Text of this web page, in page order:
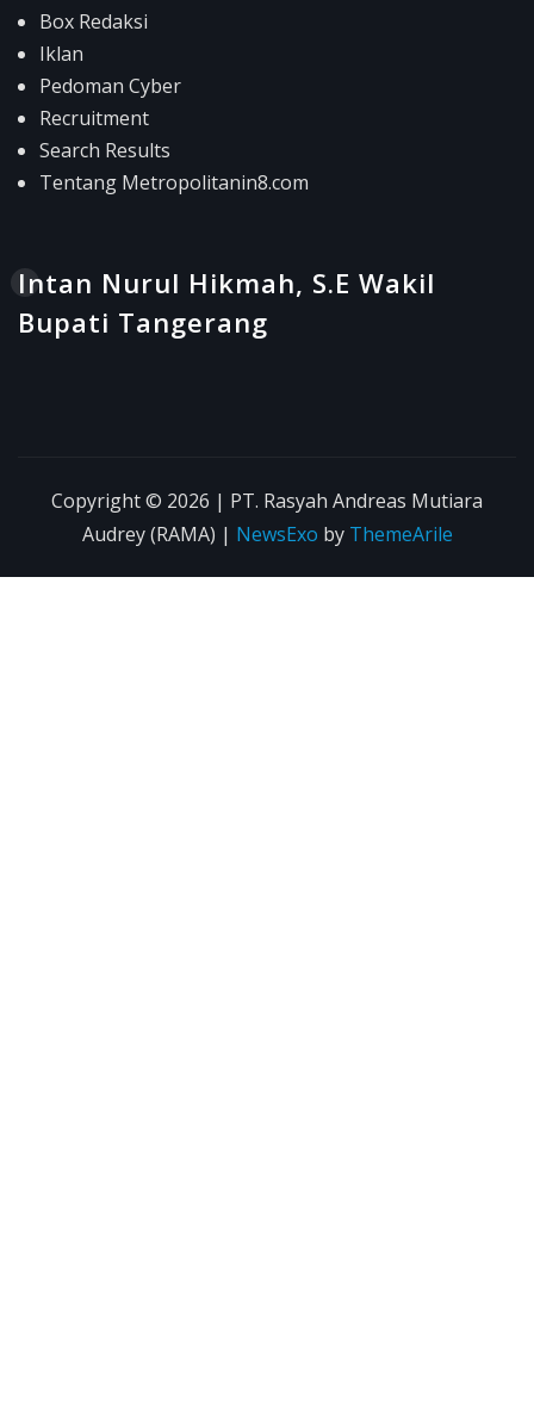
Box Redaksi
Iklan
Pedoman Cyber
Recruitment
Search Results
Tentang Metropolitanin8.com
Intan Nurul Hikmah, S.E Wakil
Bupati Tangerang
Copyright © 2026 | PT. Rasyah Andreas Mutiara
Audrey (RAMA) | NewsExo by ThemeArile